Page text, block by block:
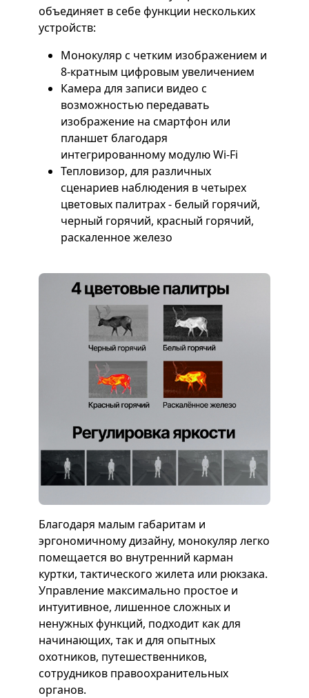
объединяет в себе функции нескольких
устройств:
Монокуляр с четким изображением и
8-кратным цифровым увеличением
Камера для записи видео с
возможностью передавать
изображение на смартфон или
планшет благодаря
интегрированному модулю Wi-Fi
Тепловизор, для различных
сценариев наблюдения в четырех
цветовых палитрах - белый горячий,
черный горячий, красный горячий,
раскаленное железо
Благодаря малым габаритам и
эргономичному дизайну, монокуляр легко
помещается во внутренний карман
куртки, тактического жилета или рюкзака.
Управление максимально простое и
интуитивное, лишенное сложных и
ненужных функций, подходит как для
начинающих, так и для опытных
охотников, путешественников,
сотрудников правоохранительных
органов.